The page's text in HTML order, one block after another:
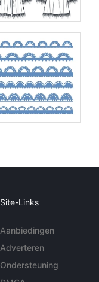
Site-Links
Aanbiedingen
Adverteren
Ondersteuning